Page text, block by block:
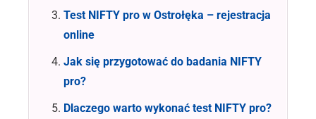
Test NIFTY pro w Ostrołęka – rejestracja
online
Jak się przygotować do badania NIFTY
pro?
Dlaczego warto wykonać test NIFTY pro?